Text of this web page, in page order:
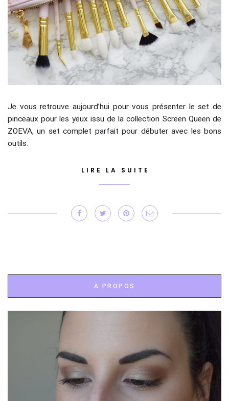
Je vous retrouve aujourd’hui pour vous présenter le set de
pinceaux pour les yeux issu de la collection Screen Queen de
ZOEVA, un set complet parfait pour débuter avec les bons
outils.
LIRE LA SUITE
À PROPOS